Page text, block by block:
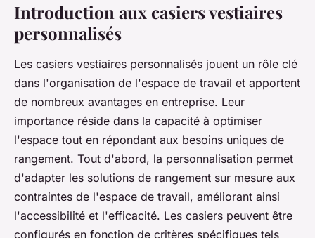
Introduction aux casiers vestiaires
personnalisés
Les casiers vestiaires personnalisés jouent un rôle clé
dans l'organisation de l'espace de travail et apportent
de nombreux avantages en entreprise. Leur
importance réside dans la capacité à optimiser
l'espace tout en répondant aux besoins uniques de
rangement. Tout d'abord, la personnalisation permet
d'adapter les solutions de rangement sur mesure aux
contraintes de l'espace de travail, améliorant ainsi
l'accessibilité et l'efficacité. Les casiers peuvent être
configurés en fonction de critères spécifiques tels